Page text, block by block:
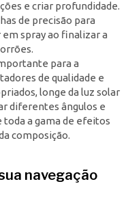
e criar profundidade.
de precisão para
spray ao finalizar a
para a
de qualidade e
longe da luz solar
diferentes ângulos e
a gama de efeitos
composição.
navegação